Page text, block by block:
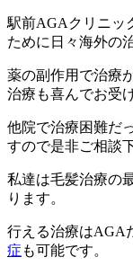
駅前AGAクリニッ
ために日々海外の
薬の副作用で治療
治療も喜んでお受
他院で治療困難だ
すので是非ご相談
私達は毛髪治療の
ります。
行える治療はAGA
症 も可能です。